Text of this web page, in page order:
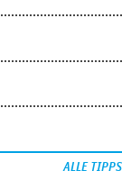
ALLE TIPPS